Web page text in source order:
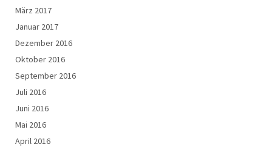
März 2017
Januar 2017
Dezember 2016
Oktober 2016
September 2016
Juli 2016
Juni 2016
Mai 2016
April 2016